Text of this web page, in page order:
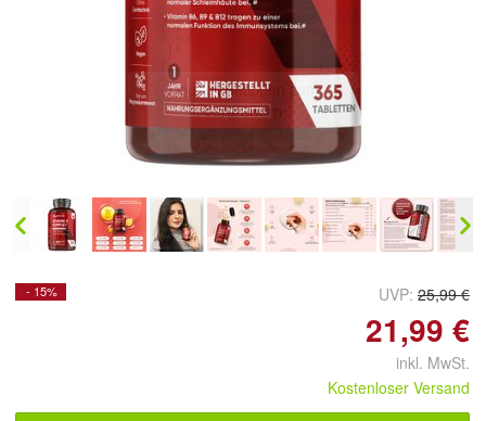
Doppelt antippen zum
vergrößern
- 15% UVP: 25,99 €
21,99 €
inkl. MwSt.
Kostenloser Versand